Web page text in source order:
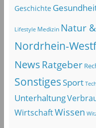
Geschichte
Lifestyle Medizin Natur
Nordrhein-
NewsRatgeber
SonstigesSport
Unterhaltung
WirtschaftWissen